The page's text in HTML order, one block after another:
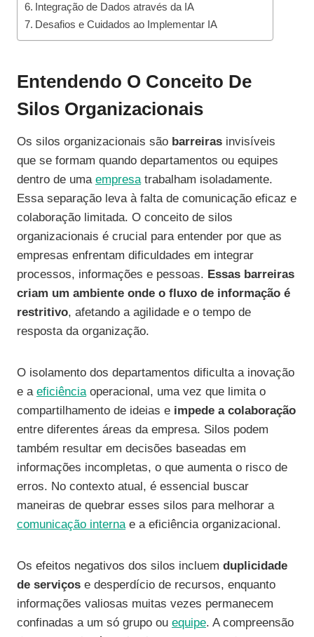
Integração de Dados através da IA
Desafios e Cuidados ao Implementar IA
Entendendo O Conceito De
Silos Organizacionais
Os silos organizacionais são barreiras invisíveis
que se formam quando departamentos ou equipes
dentro de uma empresatrabalham isoladamente.
Essa separação leva à falta de comunicação eficaz e
colaboração limitada. O conceito de silos
organizacionais é crucial para entender por que as
empresas enfrentam dificuldades em integrar
processos, informações e pessoas. Essas barreiras
criam um ambiente onde o fluxo de informação é
restritivo, afetando a agilidade e o tempo de
resposta da organização.
O isolamento dos departamentos dificulta a inovação
e a eficiênciaoperacional, uma vez que limita o
compartilhamento de ideias e impede a colaboração
entre diferentes áreas da empresa. Silos podem
também resultar em decisões baseadas em
informações incompletas, o que aumenta o risco de
erros. No contexto atual, é essencial buscar
maneiras de quebrar esses silos para melhorar a
comunicação internae a eficiência organizacional.
Os efeitos negativos dos silos incluem duplicidade
de serviços e desperdício de recursos, enquanto
informações valiosas muitas vezes permanecem
confinadas a um só grupo ou equipe. A compreensão